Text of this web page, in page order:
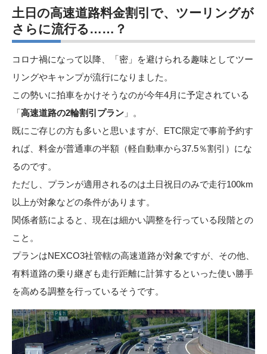
土日の高速道路料金割引で、ツーリングが
さらに流行る……？
コロナ禍になって以降、「密」を避けられる趣味としてツー
リングやキャンプが流行になりました。
この勢いに拍車をかけそうなのが今年4月に予定されている
「高速道路の2輪割引プラン 」。
既にご存じの方も多いと思いますが、ETC限定で事前予約す
れば、料金が普通車の半額（軽自動車から37.5％割引）にな
るのです。
ただし、プランが適用されるのは土日祝日のみで走行100km
以上が対象などの条件があります。
関係者筋によると、現在は細かい調整を行っている段階との
こと。
プランはNEXCO3社管轄の高速道路が対象ですが、その他、
有料道路の乗り継ぎも走行距離に計算するといった使い勝手
を高める調整を行っているそうです。